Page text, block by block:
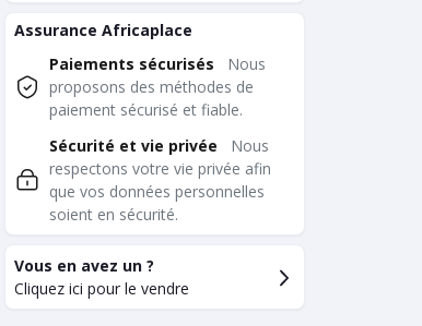
Assurance Africaplace
Paiements sécurisés
Nous
proposons des méthodes de
paiement sécurisé et fiable.
Sécurité et vie privée
Nous
respectons votre vie privée afin
que vos données personnelles
soient en sécurité.
Vous en avez un ?
Cliquez ici pour le vendre